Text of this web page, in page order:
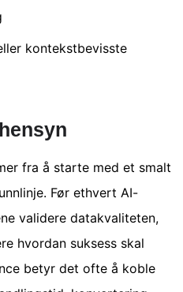
kontekstbevisste
fra å starte med et smalt
Før ethvert AI-
validere datakvaliteten,
hvordan suksess skal
betyr det ofte å koble